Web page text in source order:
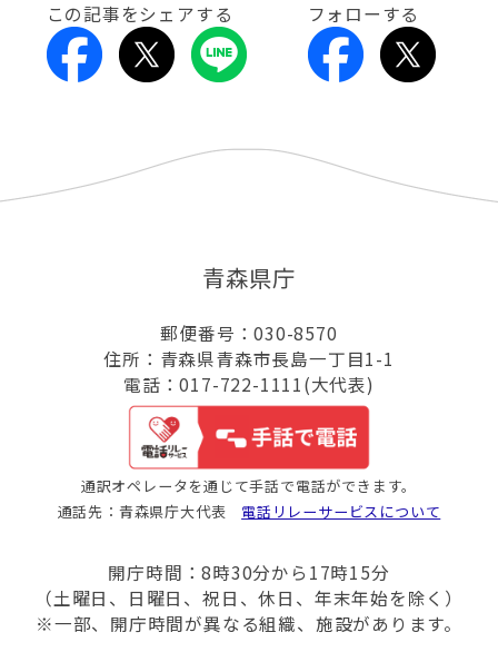
この記事をシェアする フォローする
青森県庁
郵便番号：030-8570
住所：青森県青森市長島一丁目1-1
電話：017-722-1111(大代表)
通訳オペレータを通じて手話で電話ができます。
通話先：青森県庁大代表 電話リレーサービスについて
開庁時間：8時30分から17時15分
（土曜日、日曜日、祝日、休日、年末年始を除く）
※一部、開庁時間が異なる組織、施設があります。